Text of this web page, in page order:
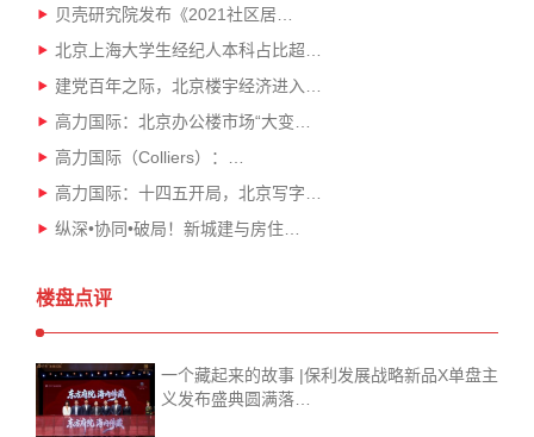
贝壳研究院发布《2021社区居…
北京上海大学生经纪人本科占比超…
建党百年之际，北京楼宇经济进入…
高力国际：北京办公楼市场“大变…
高力国际（Colliers）：…
高力国际：十四五开局，北京写字…
纵深•协同•破局！新城建与房住…
楼盘点评
一个藏起来的故事 |保利发展战略新品X单盘主
义发布盛典圆满落…